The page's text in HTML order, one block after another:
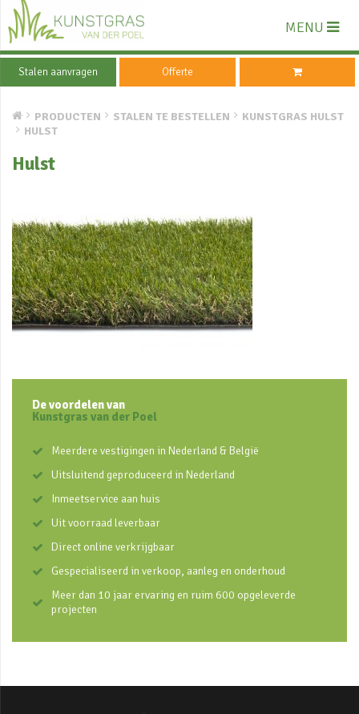
MENU
Stalen aanvragen Offerte
PRODUCTEN STALEN TE BESTELLEN
KUNSTGRAS HULST
HULST
Hulst
De voordelen van
Kunstgras van der Poel
Meerdere vestigingen in Nederland & België
Uitsluitend geproduceerd in Nederland
Inmeetservice aan huis
Uit voorraad leverbaar
Direct online verkrijgbaar
Gespecialiseerd in verkoop, aanleg en onderhoud
Meer dan 10 jaar ervaring en ruim 600 opgeleverde
projecten